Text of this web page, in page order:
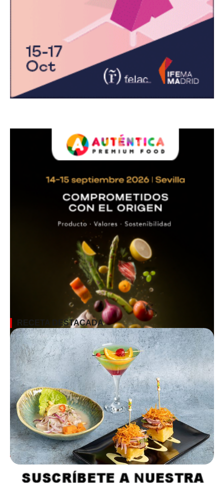
SUSCRÍBETE A LA NEWSLETTER
RECETA DESTACADA